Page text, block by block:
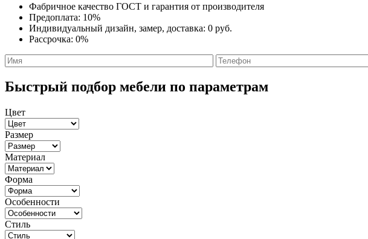
Фабричное качество ГОСТ и гарантия от производителя
Предоплата: 10%
Индивидуальный дизайн, замер, доставка: 0 руб.
Рассрочка: 0%
Быстрый подбор мебели по параметрам
Цвет
Размер
Материал
Форма
Особенности
Стиль